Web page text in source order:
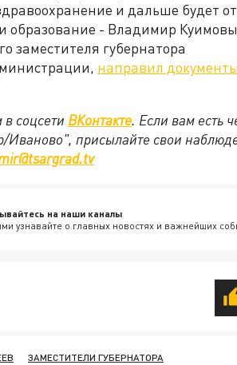
и дальше будет
образование - Владимир
заместителя губернатора
направил документы
соцсети ВКонтакте. Если вам есть
Иваново", присылайте свои
на наши каналы
узнавайте о главных новостях и важнейших
ЗАМЕСТИТЕЛИ ГУБЕРНАТОРА